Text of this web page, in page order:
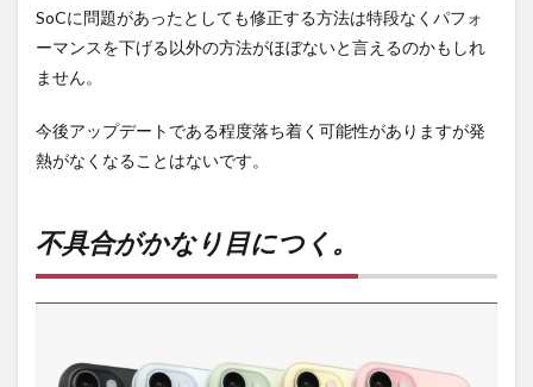
SoCに問題があったとしても修正する方法は特段なくパフォ
ーマンスを下げる以外の方法がほぼないと言えるのかもしれ
ません。
今後アップデートである程度落ち着く可能性がありますが発
熱がなくなることはないです。
不具合がかなり目につく。